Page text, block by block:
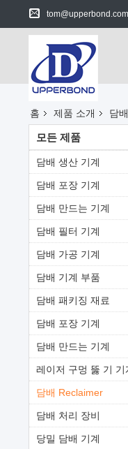
tom@upperbond.com
홈 제품 소개 담
모든 제품
담배 생산 기계
담배 포장 기계
담배 만드는 기계
담배 필터 기계
담배 가공 기계
담배 기계 부품
담배 패키징 재료
담배 포장 기계
담배 만드는 기계
레이저 구멍 뚫 기 기
담배 Reclaimer
담배 처리 장비
당밀 담배 기계